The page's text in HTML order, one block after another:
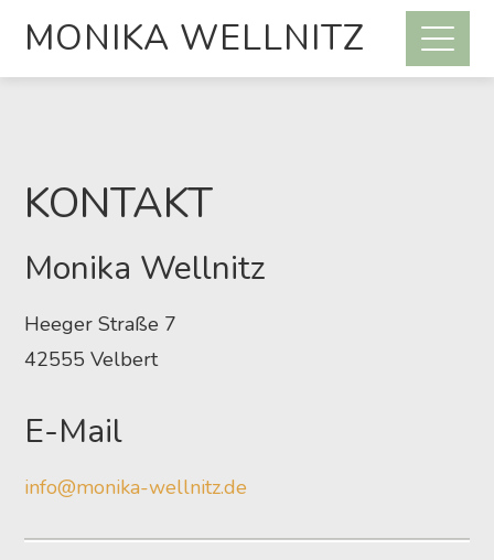
MONIKA WELLNITZ
KONTAKT
Monika Wellnitz
Heeger Straße 7
42555 Velbert
E-Mail
info@monika-wellnitz.de